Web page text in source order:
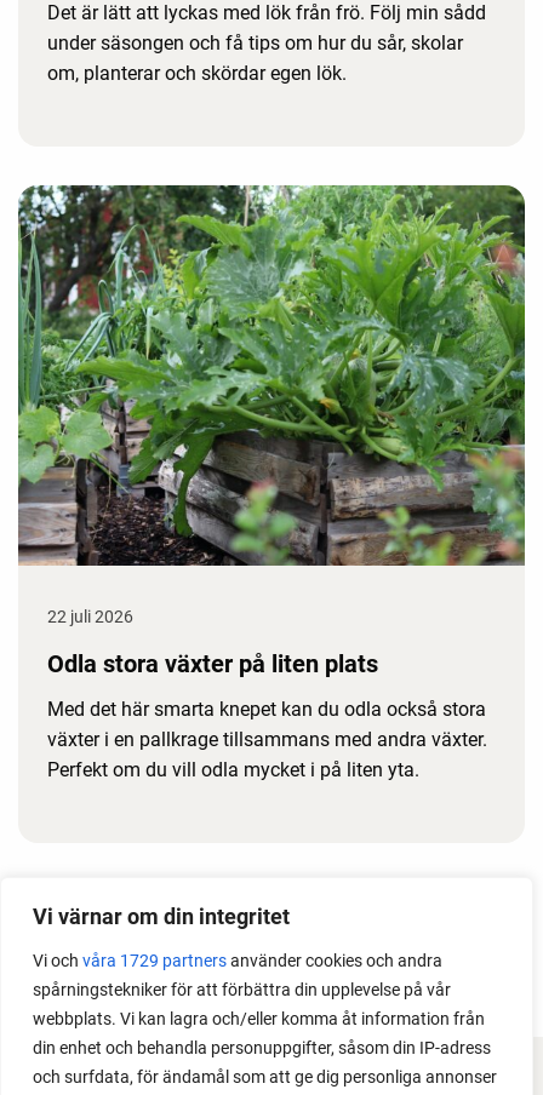
Vi värnar om din integritet
Vi och våra 1729 partnersanvänder cookies och andra
spårningstekniker för att förbättra din upplevelse på vår
webbplats. Vi kan lagra och/eller komma åt information från
din enhet och behandla personuppgifter, såsom din IP-adress
och surfdata, för ändamål som att ge dig personliga annonser
Det är lätt att lyckas med lök från frö. Följ min sådd
under säsongen och få tips om hur du sår, skolar
om, planterar och skördar egen lök.
22 juli 2026
Odla stora växter på liten plats
Med det här smarta knepet kan du odla också stora
växter i en pallkrage tillsammans med andra växter.
Perfekt om du vill odla mycket i på liten yta.